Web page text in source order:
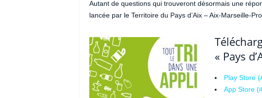
Autant de questions qui trouveront désormais une
lancée par le Territoire du Pays d’Aix – Aix-Marseille-
« Pays
Play Store
App Store